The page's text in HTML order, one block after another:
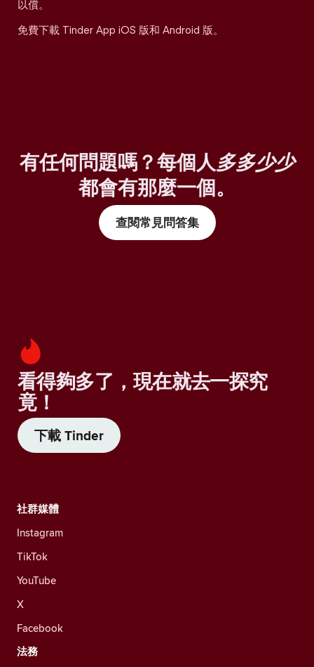
以償。
免費下載 Tinder App iOS 版和 Android 版。
有任何問題嗎？每個人多多少少
都會有那麼一個。
查閱常見問答集
看得夠多了，現在就去一探究
竟！
下載 Tinder
社群媒體
Instagram
TikTok
YouTube
X
Facebook
法務